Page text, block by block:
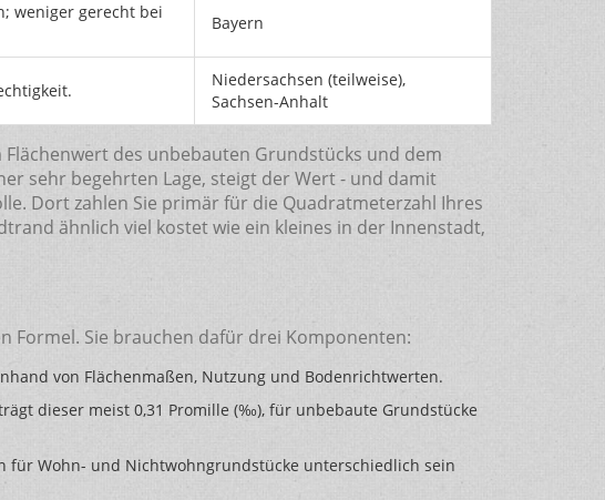
weniger gerecht bei
Bayern
Niedersachsen (teilweise),
Sachsen-Anhalt
des unbebauten Grundstücks und dem
sehr begehrten Lage, steigt der Wert - und damit
Dort zahlen Sie primär für die Quadratmeterzahl Ihres
ähnlich viel kostet wie ein kleines in der Innenstadt,
Formel. Sie brauchen dafür drei Komponenten:
von Flächenmaßen, Nutzung und Bodenrichtwerten.
dieser meist 0,31 Promille (‰), für unbebaute Grundstücke
für Wohn- und Nichtwohngrundstücke unterschiedlich sein